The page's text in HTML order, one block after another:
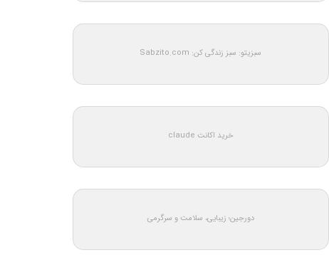
سبزیتو: سبز زندگی کن: Sabzito.com
خرید اکانت claude
دورجین؛ زیبایی، سلامت و سرگرمی